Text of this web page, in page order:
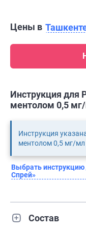
Цены в
Инструкция для
ментолом 0,5
Инструкция
ментолом 0,5 мг/
Выбрать
Спрей»
Состав